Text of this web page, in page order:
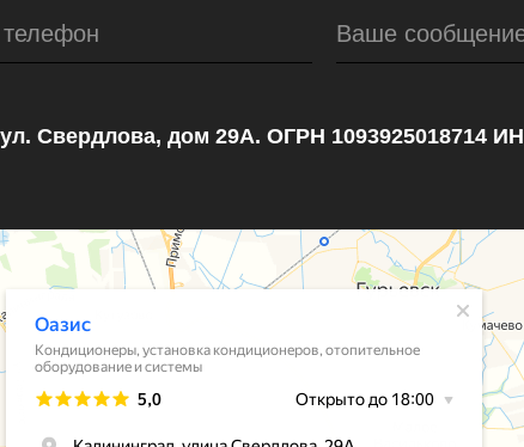
Ваше
Свердлова, дом 29А. ОГРН 1093925018714